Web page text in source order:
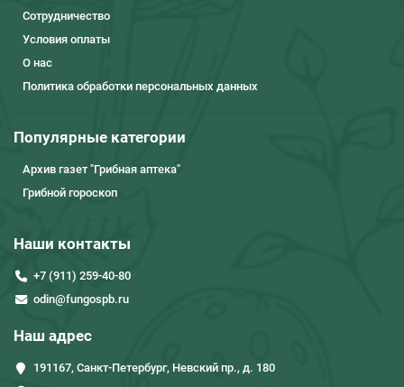
Сотрудничество
Условия оплаты
О нас
Политика обработки персональных данных
Популярные категории
Архив газет "Грибная аптека"
Грибной гороскоп
Наши контакты
+7 (911) 259-40-80
odin@fungospb.ru
Наш адрес
191167, Санкт-Петербург, Невский пр., д. 180